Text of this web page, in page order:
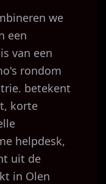
we
een
van een
rondom
betekent
korte
helpdesk,
uit de
in Olen